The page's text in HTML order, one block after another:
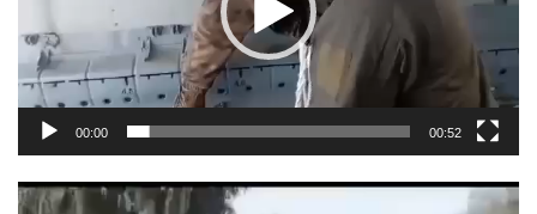
00:00 00:52
Videoavspiller